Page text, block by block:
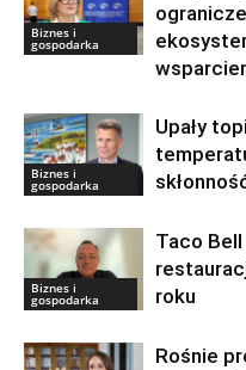
Biznes i
gospodarka
Biznes i
gospodarka
Upały
Biznes i
gospodarka
Taco
roku
Rośnie